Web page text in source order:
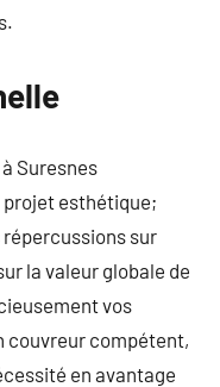
Suresnes
projet esthétique;
répercussions sur
la valeur globale de
vos
couvreur compétent,
en avantage